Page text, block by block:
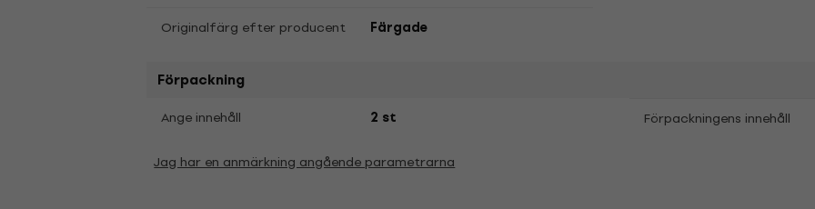
Originalfärg efter producent
Färgade
Förpackning
Ange innehåll 2 st Förpackningens innehåll
Jag har en anmärkning angående parametrarna